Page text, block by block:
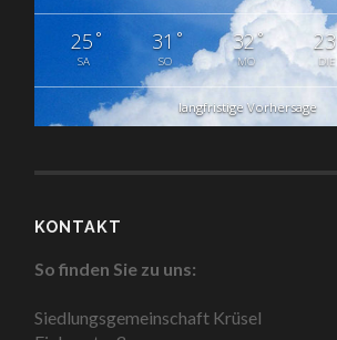
25°
SA
31 °
SO
32°
MO
23
DIE
langfristige Vorhersage
KONTAKT
So finden Sie zu uns:
Siedlungsgemeinschaft Krüsel